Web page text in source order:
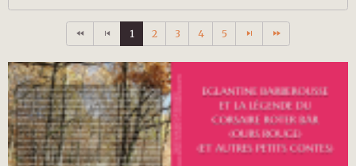
1 2 3 4 5